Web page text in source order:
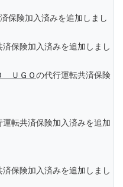
保険加入済みを追加しまし
保険加入済みを追加しまし
ＵＧＯの代行運転共済保険
運転共済保険加入済みを追加
保険加入済みを追加しまし